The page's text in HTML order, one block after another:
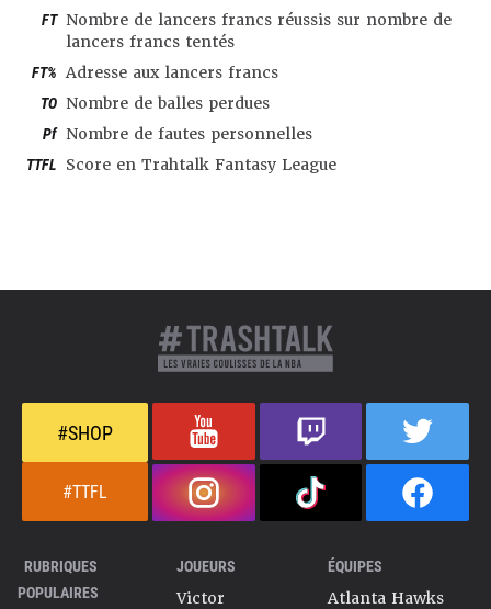
FT Nombre de lancers francs réussis sur nombre de
lancers francs tentés
FT% Adresse aux lancers francs
TO Nombre de balles perdues
Pf Nombre de fautes personnelles
TTFL Score en Trahtalk Fantasy League
#SHOP
#TTFL
RUBRIQUES
POPULAIRES
JOUEURS
Victor
ÉQUIPES
Atlanta Hawks